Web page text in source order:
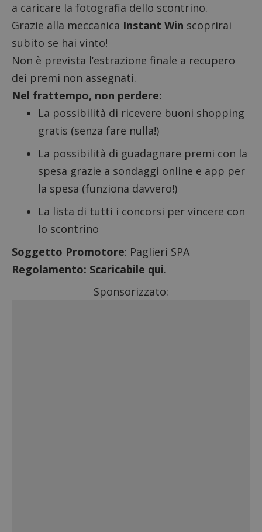
a caricare la fotografia dello scontrino.
Grazie alla meccanica Instant Win scoprirai
subito se hai vinto!
Non è prevista l’estrazione finale a recupero
dei premi non assegnati.
Nel frattempo, non perdere:
La possibilità di ricevere buoni shopping
gratis (senza fare nulla!)
La possibilità di guadagnare premi con la
spesa grazie a sondaggi online e app per
la spesa (funziona davvero!)
La lista di tutti i concorsi per vincere con
lo scontrino
Soggetto Promotore: Paglieri SPA
Regolamento: Scaricabile qui.
Sponsorizzato: